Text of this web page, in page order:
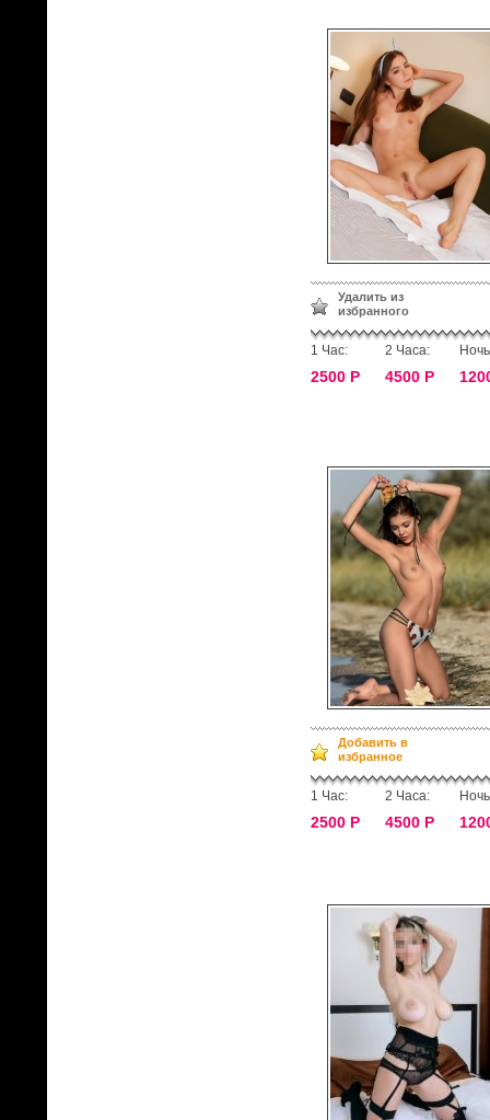
Удалить из
избранного
1 Час:
2500 Р
2 Часа:
4500 Р
Добавить в
избранное
1 Час:
2500 Р
2 Часа:
4500 Р